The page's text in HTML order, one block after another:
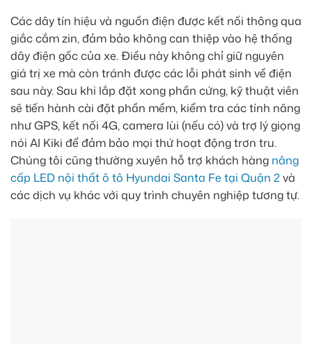
Các dây tín hiệu và nguồn điện được kết nối thông qua
giắc cắm zin, đảm bảo không can thiệp vào hệ thống
dây điện gốc của xe. Điều này không chỉ giữ nguyên
giá trị xe mà còn tránh được các lỗi phát sinh về điện
sau này. Sau khi lắp đặt xong phần cứng, kỹ thuật viên
sẽ tiến hành cài đặt phần mềm, kiểm tra các tính năng
như GPS, kết nối 4G, camera lùi (nếu có) và trợ lý giọng
nói AI Kiki để đảm bảo mọi thứ hoạt động trơn tru.
Chúng tôi cũng thường xuyên hỗ trợ khách hàng nâng
cấp LED nội thất ô tô Hyundai Santa Fe tại Quận 2và
các dịch vụ khác với quy trình chuyên nghiệp tương tự.